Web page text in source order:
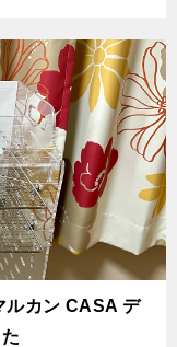
ルカン CASA デ